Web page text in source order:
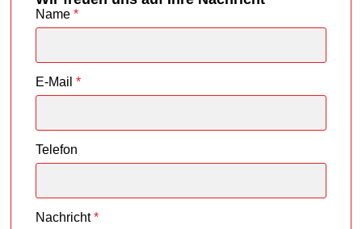
Name *
E-Mail *
Telefon
Nachricht *